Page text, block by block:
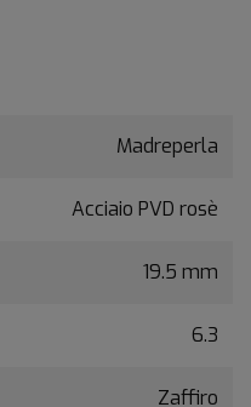
Madreperla
Acciaio PVD rosè
19.5 mm
6.3
Zaffiro